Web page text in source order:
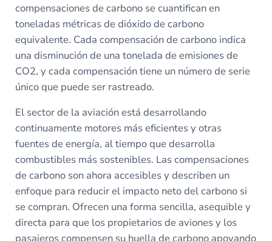
compensaciones de carbono se cuantifican en
toneladas métricas de dióxido de carbono
equivalente. Cada compensación de carbono indica
una disminución de una tonelada de emisiones de
CO2, y cada compensación tiene un número de serie
único que puede ser rastreado.
El sector de la aviación está desarrollando
continuamente motores más eficientes y otras
fuentes de energía, al tiempo que desarrolla
combustibles más sostenibles. Las compensaciones
de carbono son ahora accesibles y describen un
enfoque para reducir el impacto neto del carbono si
se compran. Ofrecen una forma sencilla, asequible y
directa para que los propietarios de aviones y los
pasajeros compensen su huella de carbono apoyando